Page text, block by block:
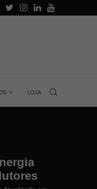
energia gera uma placa
LOJA